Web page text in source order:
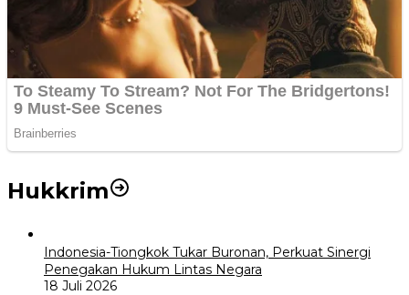
Hukkrim
Indonesia-Tiongkok Tukar Buronan, Perkuat Sinergi
Penegakan Hukum Lintas Negara
18 Juli 2026